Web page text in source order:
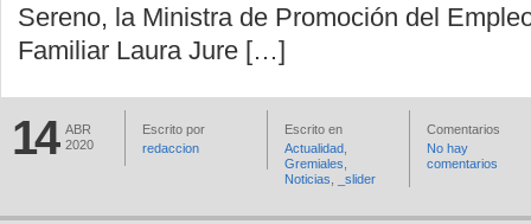
Sereno, la Ministra de Promoción del
Familiar Laura Jure […]
14 ABR
2020
Escrito por
redaccion
Escrito en
Actualidad
Gremiales
Noticias
_slider
Comentarios
No hay
comentarios